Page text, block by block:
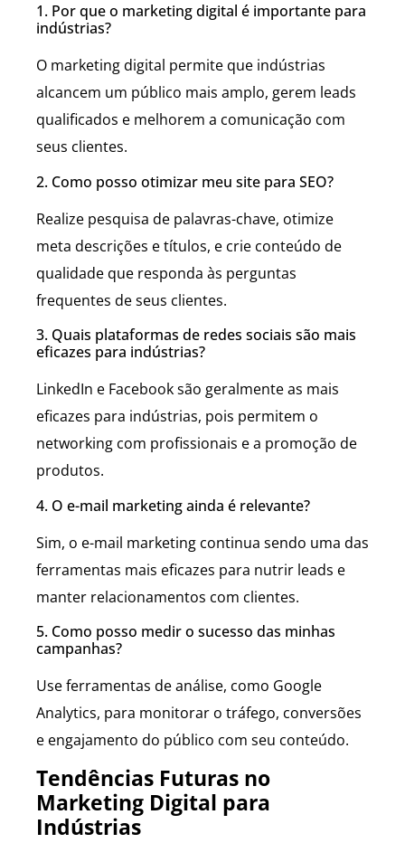
1. Por que o marketing digital é importante para
indústrias?
O marketing digital permite que indústrias
alcancem um público mais amplo, gerem leads
qualificados e melhorem a comunicação com
seus clientes.
2. Como posso otimizar meu site para SEO?
Realize pesquisa de palavras-chave, otimize
meta descrições e títulos, e crie conteúdo de
qualidade que responda às perguntas
frequentes de seus clientes.
3. Quais plataformas de redes sociais são mais
eficazes para indústrias?
LinkedIn e Facebook são geralmente as mais
eficazes para indústrias, pois permitem o
networking com profissionais e a promoção de
produtos.
4. O e-mail marketing ainda é relevante?
Sim, o e-mail marketing continua sendo uma das
ferramentas mais eficazes para nutrir leads e
manter relacionamentos com clientes.
5. Como posso medir o sucesso das minhas
campanhas?
Use ferramentas de análise, como Google
Analytics, para monitorar o tráfego, conversões
e engajamento do público com seu conteúdo.
Tendências Futuras no
Marketing Digital para
Indústrias